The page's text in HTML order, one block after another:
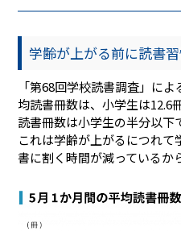
学齢が上がる前に読書
「第68回学校読書調査」に
均読書冊数は、小学生は12.6
読書冊数は小学生の半分以下
これは学齢が上がるにつれ
書に割く時間が減っているか